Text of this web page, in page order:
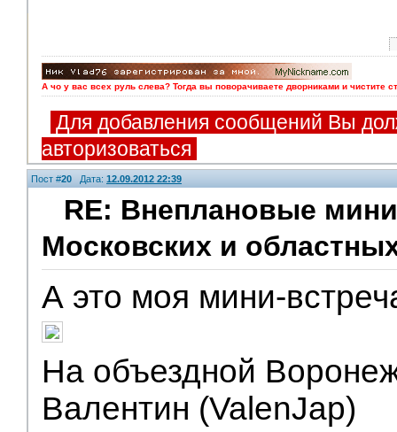
А чо у вас всех руль слева? Тогда вы поворачиваете дворниками и чистите
Для добавления сообщений Вы
авторизоваться
Пост #20 Дата: 12.09.2012 22:39
RE: Внеплановые
Московских и
А это моя мини-
На объездной
Валентин (ValenJap)